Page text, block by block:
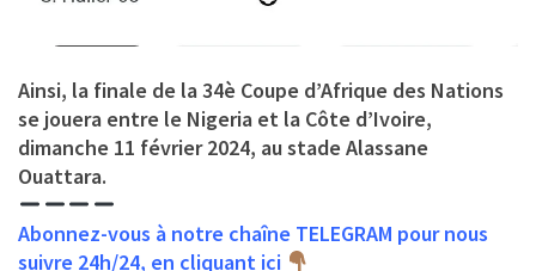
Ainsi, la finale de la 34è Coupe d’Afrique des Nations
se jouera entre le Nigeria et la Côte d’Ivoire,
dimanche 11 février 2024, au stade Alassane
Ouattara.
Abonnez-vous à notre chaîne TELEGRAM pour nous
suivre 24h/24, en cliquant ici